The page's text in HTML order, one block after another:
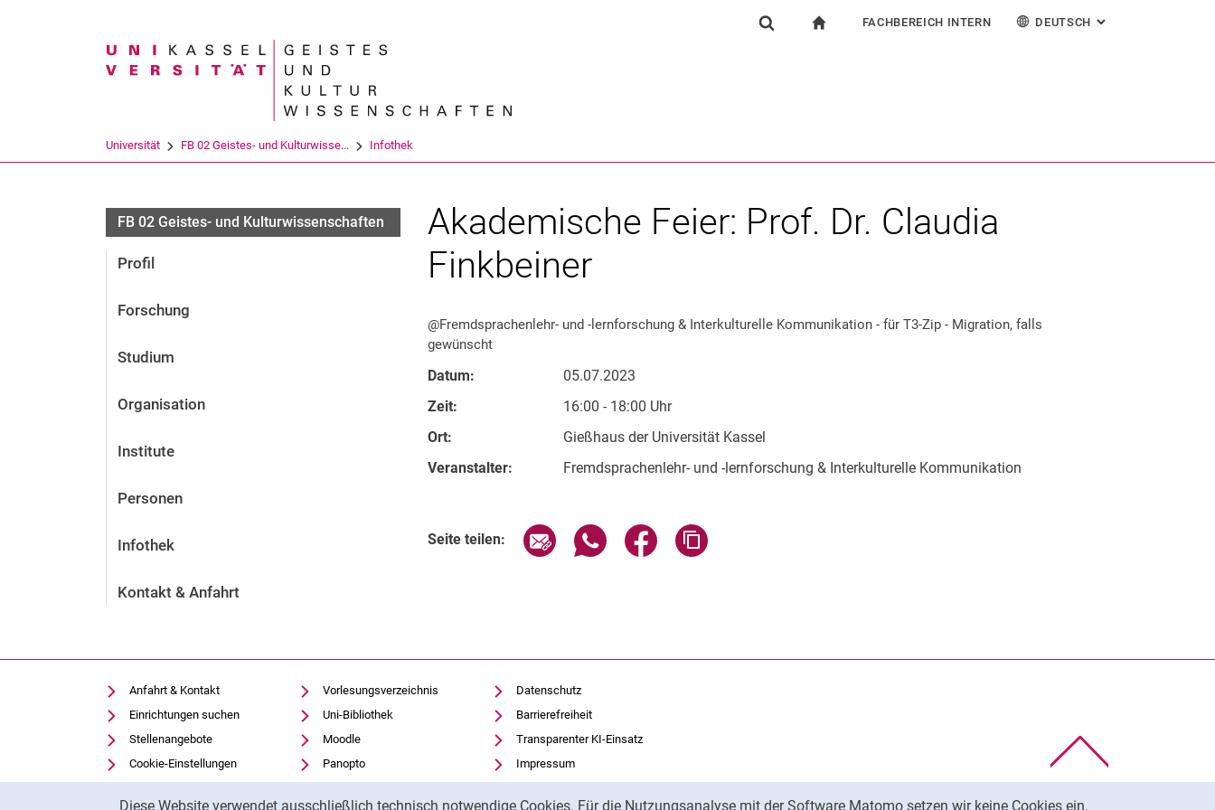
Springe direkt zu: Inhalt
Springe direkt zu: Suche
Springe direkt zu: Hauptnavigation
Diese Website verwendet ausschließlich technisch notwendige Cookies. Für die Nutzungsanalyse mit der Software Matomo setzen wir keine Cookies ein.
Suchbegriff
FACHBEREICH INTERN DEUTSCH : ALTERNATIVE
Universität FB 02 Geistes- und Kulturwisse... Infothek
FB 02 Geistes- und Kulturwissenschaften
Profil
Forschung
Studium
Organisation
Institute
Personen
Infothek
Kontakt & Anfahrt
Akademische Feier: Prof. Dr. Claudia
Finkbeiner
@Fremdsprachenlehr- und -lernforschung & Interkulturelle Kommunikation - für T3-Zip - Migration, falls
gewünscht
Datum:
05.07.2023
Zeit:
16:00 - 18:00 Uhr
Ort:
Gießhaus der Universität Kassel
Veranstalter:
Fremdsprachenlehr- und -lernforschung & Interkulturelle Kommunikation
Seite teilen: Seite über E-Mail teilen
Seite über WhatsApp teilen (externer Link, öffnet neues Fenster)
Seite über Facebook teilen (externer Link, öffnet neues Fenster)
Anfahrt & Kontakt
Einrichtungen suchen
Stellenangebote
Cookie-Einstellungen
Vorlesungsverzeichnis
Uni-Bibliothek
Moodle
Panopto
Datenschutz
Barrierefreiheit
Transparenter KI-Einsatz
Impressum